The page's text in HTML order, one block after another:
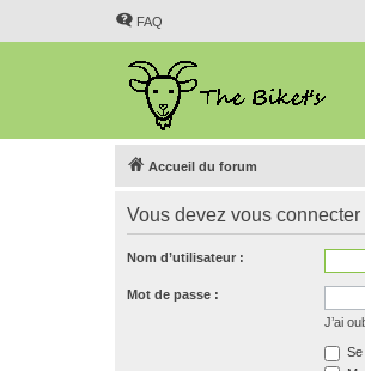
FAQ
Accueil du forum
Vous devez vous
Nom d’utilisateur :
Mot de passe :
J’ai